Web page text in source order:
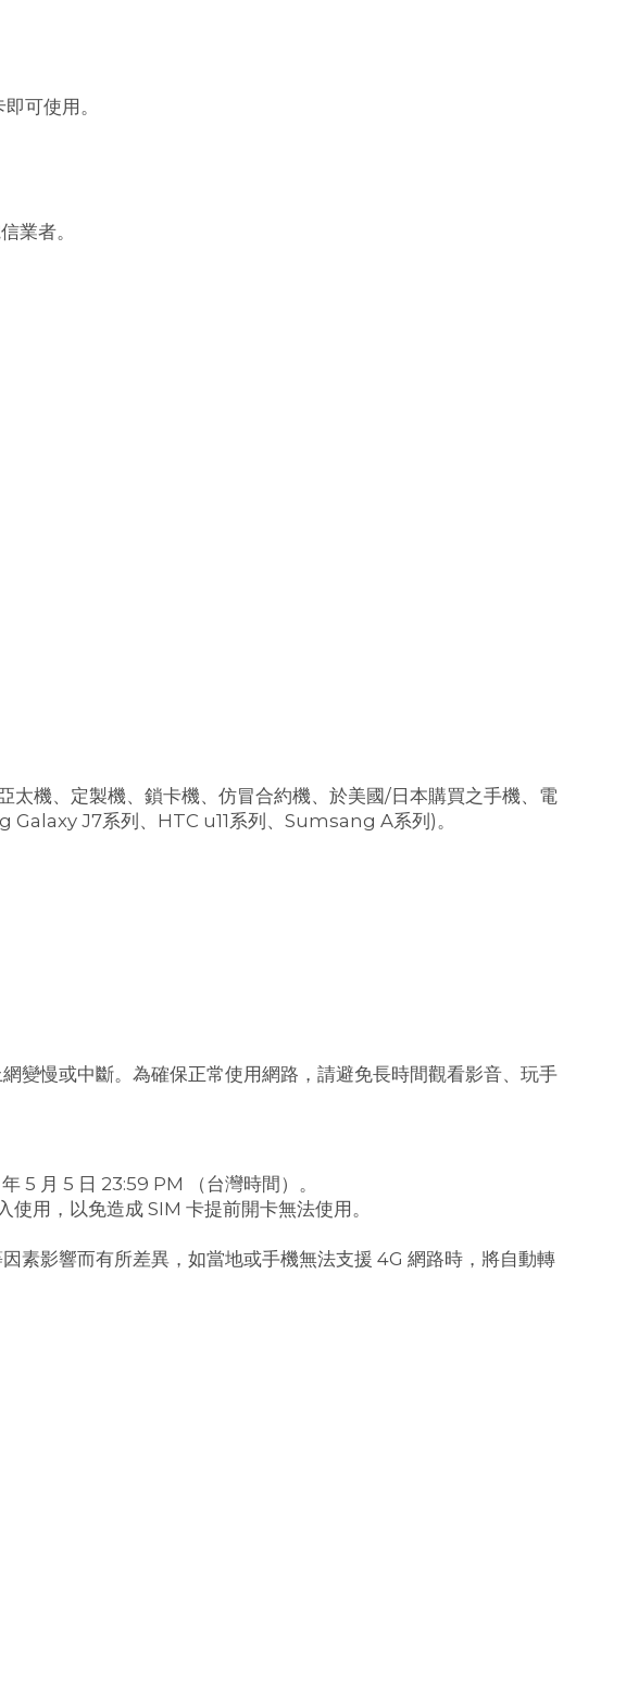
可使用。
業者。
機、定製機、鎖卡機、仿冒合約機、於美國/日本購買之手機、電
J7系列、HTC u11系列、Sumsang A系列)。
變慢或中斷。為確保正常使用網路，請避免長時間觀看影音、玩手
5 月 5 日 23:59 PM （台灣時間）。
用，以免造成 SIM 卡提前開卡無法使用。
素影響而有所差異，如當地或手機無法支援 4G 網路時，將自動轉